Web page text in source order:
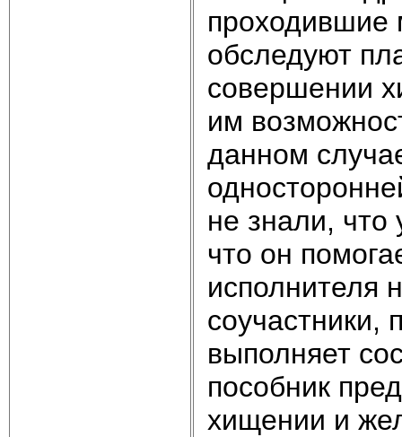
проходившие
обследуют
совершении
им
данном
не знали, что
что он
исполнителя
соучастники,
выполняет
пособник
хищении и